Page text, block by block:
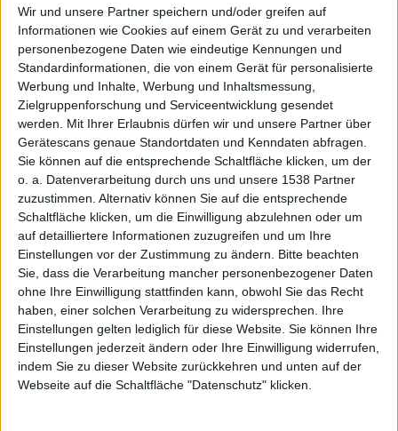
Wir und unsere Partner speichern und/oder greifen auf
Informationen wie Cookies auf einem Gerät zu und verarbeiten
personenbezogene Daten wie eindeutige Kennungen und
Standardinformationen, die von einem Gerät für personalisierte
Werbung und Inhalte, Werbung und Inhaltsmessung,
Zielgruppenforschung und Serviceentwicklung gesendet
werden. Mit Ihrer Erlaubnis dürfen wir und unsere Partner über
Gerätescans genaue Standortdaten und Kenndaten abfragen.
Sie können auf die entsprechende Schaltfläche klicken, um der
o. a. Datenverarbeitung durch uns und unsere 1538 Partner
zuzustimmen. Alternativ können Sie auf die entsprechende
Schaltfläche klicken, um die Einwilligung abzulehnen oder um
auf detailliertere Informationen zuzugreifen und um Ihre
Einstellungen vor der Zustimmung zu ändern. Bitte beachten
Sie, dass die Verarbeitung mancher personenbezogener Daten
ohne Ihre Einwilligung stattfinden kann, obwohl Sie das Recht
haben, einer solchen Verarbeitung zu widersprechen. Ihre
Einstellungen gelten lediglich für diese Website. Sie können Ihre
Einstellungen jederzeit ändern oder Ihre Einwilligung widerrufen,
indem Sie zu dieser Website zurückkehren und unten auf der
Webseite auf die Schaltfläche "Datenschutz" klicken.
Sankti
onen